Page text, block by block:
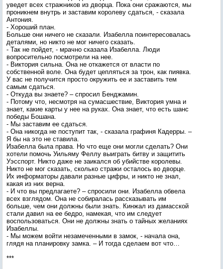
уведет всех стражников из дворца. Пока они сражаются, мы
проникнем внутрь и заставим королеву сдаться, - сказала
Антония.
- Хороший план.
Больше они ничего не сказали. Изабелла поинтересовалась
деталями, но никто не мог ничего сказать.
- Так не пойдет, - мрачно сказала Изабелла. Люди
вопросительно посмотрели на нее.
- Виктория сильна. Она не откажется от власти по
собственной воле. Она будет цепляться за трон, как пиявка.
У вас не получится просто окружить ее и заставить тем
самым сдаться.
- Откуда вы знаете? – спросил Бенджамин.
- Потому что, несмотря на сумасшествие, Виктория умна и
знает, какие карты у нее на руках. Она знает, что есть шанс
победы Бошана.
- Мы заставим ее сдаться.
- Она никогда не поступит так, - сказала графиня Кадерры. –
Я бы на это не ставила.
Изабелла была права. Но что еще они могли сделать? Они
хотели помочь Уильяму Феллу выиграть битву и защитить
Уэсспорт. Никто даже не заикался об убийстве королевы.
Никто не мог сказать, сколько стражи осталось во дворце.
Их информаторы давали разные цифры, и никто не знал,
какая из них верна.
- И что вы предлагаете? – спросили они. Изабелла обвела
всех взглядом. Она не собиралась рассказывать им
больше, чем они должны были знать. Кинжал из дамасской
стали давил на ее бедро, намекая, что им следует
воспользоваться. Они не должны знать о тайных желаниях
Изабеллы.
- Мы можем войти незамеченными в замок, - начала она,
глядя на планировку замка. – И тогда сделаем вот что…
***